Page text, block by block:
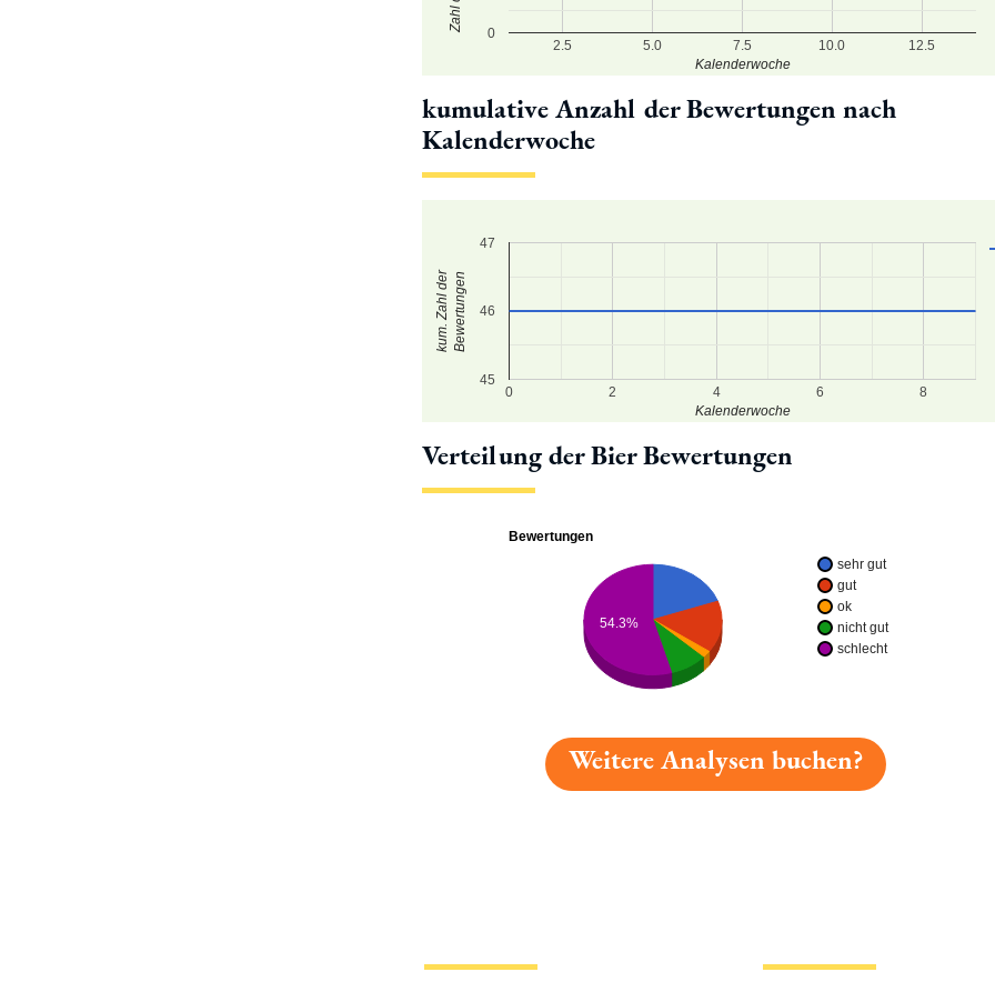
2.5 5.0 7.5 10.0 12.5
0
Kalenderwoche
kumulative Anzahl der Bewertungen nach
Kalenderwoche
0 2 4 6 8
45
46
47
Kalenderwoche
kum. Zahl derBewertungen
Verteilung der Bier Bewertungen
Bewertungen
sehr gut
gut
ok
nicht gut
schlecht
54.3%
Weitere Analysen buchen?